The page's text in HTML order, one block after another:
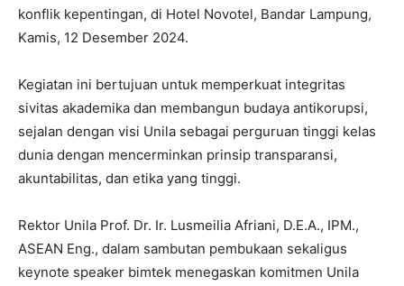
konflik kepentingan, di Hotel Novotel, Bandar Lampung,
Kamis, 12 Desember 2024.
Kegiatan ini bertujuan untuk memperkuat integritas
sivitas akademika dan membangun budaya antikorupsi,
sejalan dengan visi Unila sebagai perguruan tinggi kelas
dunia dengan mencerminkan prinsip transparansi,
akuntabilitas, dan etika yang tinggi.
Rektor Unila Prof. Dr. Ir. Lusmeilia Afriani, D.E.A., IPM.,
ASEAN Eng., dalam sambutan pembukaan sekaligus
keynote speaker bimtek menegaskan komitmen Unila